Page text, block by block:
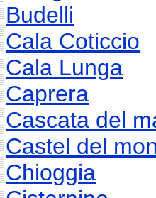
Budelli
Cala Coticcio
Cala Lunga
Caprera
Cascata del
Castel del
Chioggia